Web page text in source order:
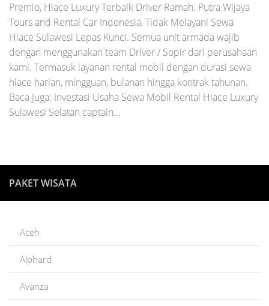
Premio, Hiace Luxury Terbaik Driver Ramah. Putra Wijaya
Tours and Rental Car Indonesia, Tidak Melayani Sewa
Hiace Sulawesi Lepas Kunci. Semua unit armada wajib
dengan menggunakan team Driver / Sopir dari perusahaan
kami. Termasuk layanan rental mobil dengan durasi sewa
hiace harian, mingguan, bulanan hingga kontrak tahunan.
Baca Juga: Investasi Usaha Sewa Mobil Rental Hiace Luxury
Sulawesi Selatan captain...
PAKET WISATA
Aceh
Alphard
Avanza